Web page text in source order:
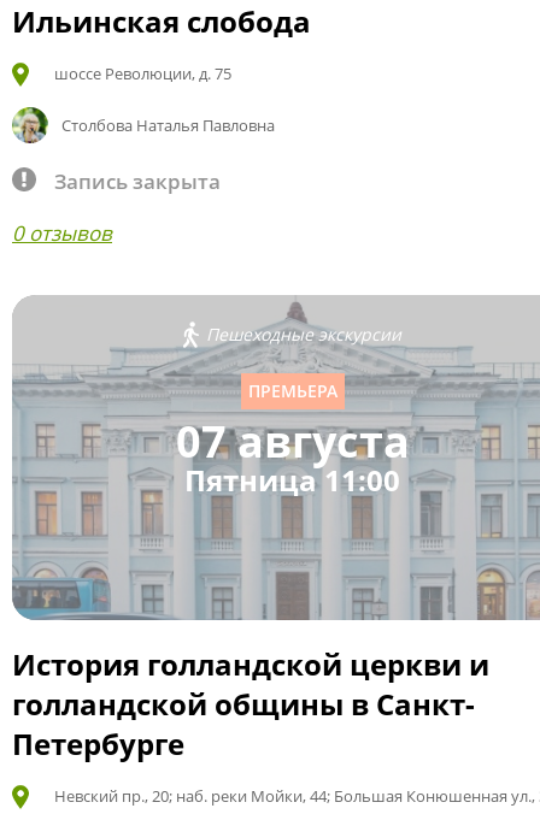
Ильинская слобода
шоссе Революции, д. 75
Столбова Наталья Павловна
Запись закрыта
0 отзывов
Пешеходные экскурсии
ПРЕМЬЕРА
07 августа
Пятница 11:00
История голландской церкви и
голландской общины в Санкт-
Петербурге
Невский пр., 20; наб. реки Мойки, 44; Большая Конюшенная ул.,